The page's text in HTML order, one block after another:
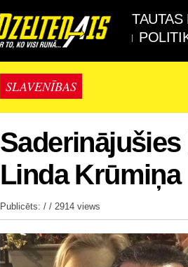
TAUTAS
SLAVENĪBAS
Linda Krūmiņa
Publicēts: / / 2914 views